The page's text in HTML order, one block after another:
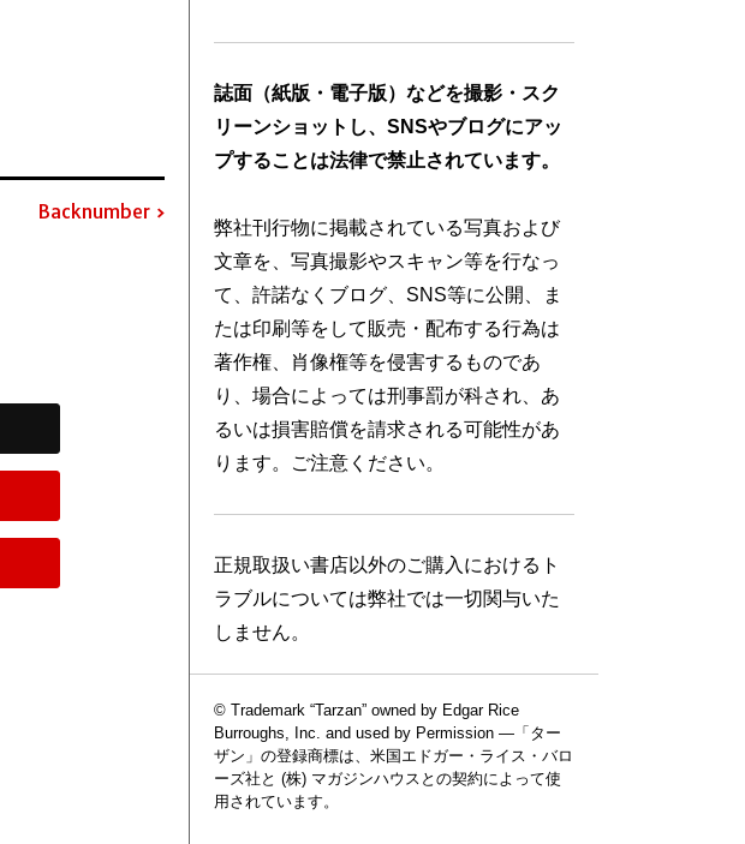
Backnumber
誌面（紙版・電子版）などを撮影・スク
リーンショットし、SNSやブログにアッ
プすることは法律で禁止されています。
弊社刊行物に掲載されている写真および
文章を、写真撮影やスキャン等を行なっ
て、許諾なくブログ、SNS等に公開、ま
たは印刷等をして販売・配布する行為は
著作権、肖像権等を侵害するものであ
り、場合によっては刑事罰が科され、あ
るいは損害賠償を請求される可能性があ
ります。ご注意ください。
正規取扱い書店以外のご購入におけるト
ラブルについては弊社では一切関与いた
しません。
© Trademark “Tarzan” owned by Edgar Rice
Burroughs, Inc. and used by Permission —「ター
ザン」の登録商標は、米国エドガー・ライス・バロ
ーズ社と (株) マガジンハウスとの契約によって使
用されています。